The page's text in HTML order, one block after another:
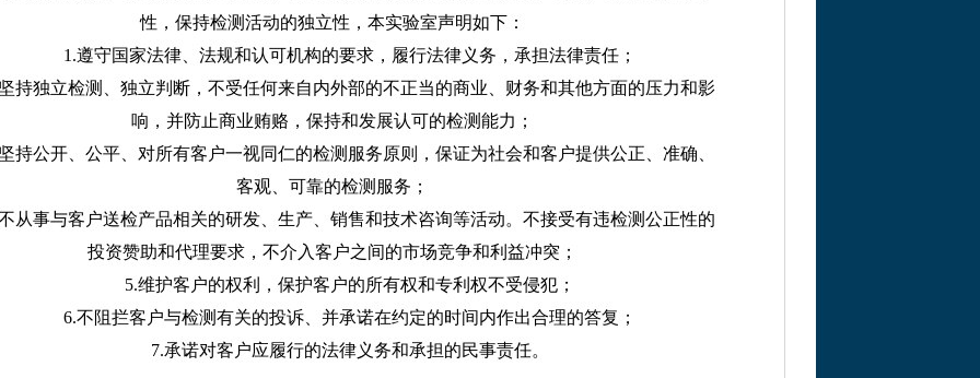
性，保持检测活动的独立性，本实验室声明如下：
1.遵守国家法律、法规和认可机构的要求，履行法律义务，承担法律责任；
独立检测、独立判断，不受任何来自内外部的不正当的商业、财务和其他方面的压力和影
响，并防止商业贿赂，保持和发展认可的检测能力；
公开、公平、对所有客户一视同仁的检测服务原则，保证为社会和客户提供公正、准确、
客观、可靠的检测服务；
事与客户送检产品相关的研发、生产、销售和技术咨询等活动。不接受有违检测公正性的
投资赞助和代理要求，不介入客户之间的市场竞争和利益冲突；
5.维护客户的权利，保护客户的所有权和专利权不受侵犯；
6.不阻拦客户与检测有关的投诉、并承诺在约定的时间内作出合理的答复；
7.承诺对客户应履行的法律义务和承担的民事责任。